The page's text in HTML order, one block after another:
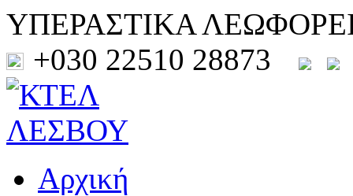
ΥΠΕΡΑΣΤΙΚΑ
+030 22510 28873
Αρχική